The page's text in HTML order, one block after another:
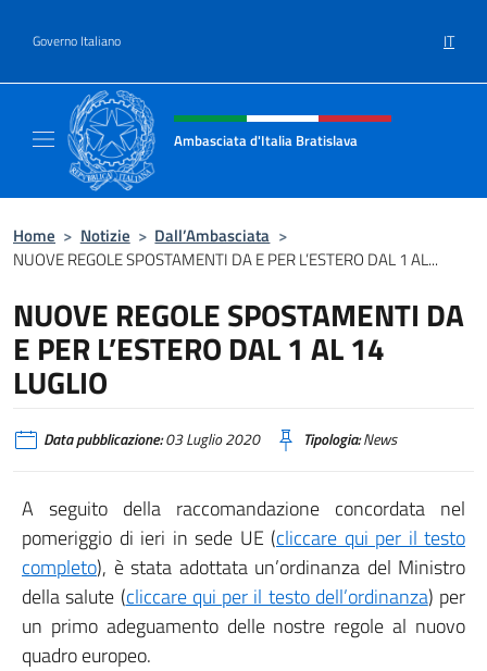
Governo Italiano IT
Intestazione sito, social e menù
Ambasciata d'Italia Bratislava
Home > Notizie > Dall’Ambasciata >
NUOVE REGOLE SPOSTAMENTI DA E PER L’ESTERO DAL 1 AL...
NUOVE REGOLE SPOSTAMENTI DA
E PER L’ESTERO DAL 1 AL 14
LUGLIO
Data pubblicazione:03 Luglio 2020 Tipologia:News
A seguito della raccomandazione concordata nel
pomeriggio di ieri in sede UE (cliccare qui per il testo
completo), è stata adottata un’ordinanza del Ministro
della salute (cliccare qui per il testo dell’ordinanza) per
un primo adeguamento delle nostre regole al nuovo
quadro europeo.